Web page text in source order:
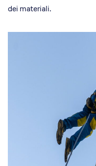
dei materiali​.